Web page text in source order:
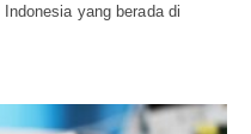
yang berada di